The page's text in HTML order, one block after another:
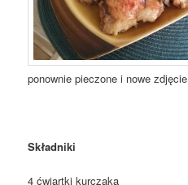
ponownie pieczone i nowe zdjęcie
Składniki
4 ćwiartki kurczaka